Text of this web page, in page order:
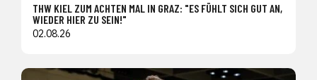
THW KIEL ZUM ACHTEN MAL IN GRAZ: "ES FÜHLT SICH GUT AN,
WIEDER HIER ZU SEIN!"
02.08.26